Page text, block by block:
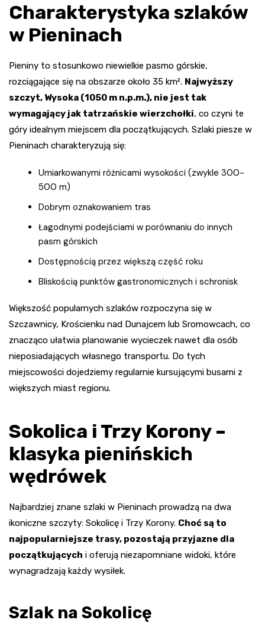
Charakterystyka szlaków
w Pieninach
Pieniny to stosunkowo niewielkie pasmo górskie,
rozciągające się na obszarze około 35 km². Najwyższy
szczyt, Wysoka (1050 m n.p.m.), nie jest tak
wymagający jak tatrzańskie wierzchołki, co czyni te
góry idealnym miejscem dla początkujących. Szlaki piesze w
Pieninach charakteryzują się:
Umiarkowanymi różnicami wysokości (zwykle 300-
500 m)
Dobrym oznakowaniem tras
Łagodnymi podejściami w porównaniu do innych
pasm górskich
Dostępnością przez większą część roku
Bliskością punktów gastronomicznych i schronisk
Większość popularnych szlaków rozpoczyna się w
Szczawnicy, Krościenku nad Dunajcem lub Sromowcach, co
znacząco ułatwia planowanie wycieczek nawet dla osób
nieposiadających własnego transportu. Do tych
miejscowości dojedziemy regularnie kursującymi busami z
większych miast regionu.
Sokolica i Trzy Korony –
klasyka pienińskich
wędrówek
Najbardziej znane szlaki w Pieninach prowadzą na dwa
ikoniczne szczyty: Sokolicę i Trzy Korony. Choć są to
najpopularniejsze trasy, pozostają przyjazne dla
początkujących i oferują niezapomniane widoki, które
wynagradzają każdy wysiłek.
Szlak na Sokolicę